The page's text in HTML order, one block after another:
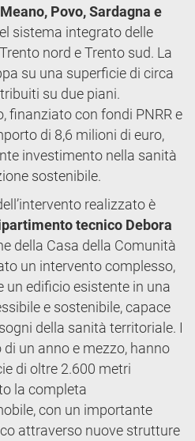
Povo, Sardagna e
sistema integrato delle
nord e Trento sud. La
su una superficie di circa
su due piani.
finanziato con fondi PNRR e
di 8,6 milioni di euro,
investimento nella sanità
sostenibile.
realizzato è
tecnico Debora
della Casa della Comunità
un intervento complesso,
edificio esistente in una
e sostenibile, capace
della sanità territoriale. I
un anno e mezzo, hanno
di oltre 2.600 metri
la completa
con un importante
attraverso nuove strutture